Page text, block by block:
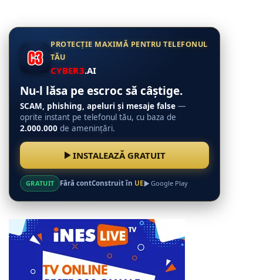
PROTECȚIE MAXIMĂ PENTRU TELEFONUL
TĂU
CYBER3.AI
Nu-l lăsa pe escroc să câștige.
SCAM, phishing, apeluri și mesaje false —
oprite instant pe telefonul tău, cu baza de
2.000.000 de amenințări.
INSTALEAZĂ GRATUIT
GRATUIT Fără contConstruit în UE Google Play